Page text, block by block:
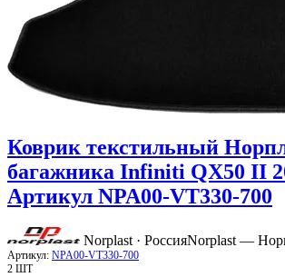
Коврик текстильный
багажника Infiniti QX50 II
Артикул NPA00-VT330-700
Norplast · РоссияNorplast —
Артикул: NPA00-VT330-700
2 ШТ